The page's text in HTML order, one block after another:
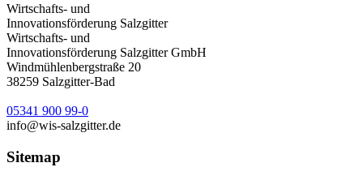
Wirtschafts- und
Innovationsförderung Salzgitter
Wirtschafts- und
Innovationsförderung Salzgitter GmbH
Windmühlenbergstraße 20
38259 Salzgitter-Bad
05341 900 99-0
info@wis-salzgitter.de
Sitemap